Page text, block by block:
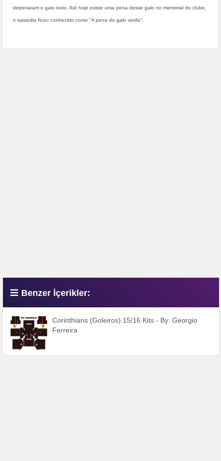
depenaram o galo todo. Até hoje existe uma pena desse galo no memorial do clube,
o episódio ficou conhecido como "A pena do galo verde".
Benzer İçerikler:
Corinthians (Goleiros) 15/16 Kits - By: Georgio
Ferreira